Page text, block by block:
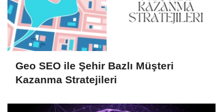
Geo SEO ile Şehir Bazlı Müşteri
Kazanma Stratejileri